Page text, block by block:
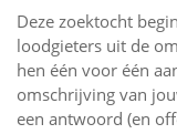
Deze zoektocht
loodgieters uit de
hen één voor één
omschrijving van
een antwoord (en